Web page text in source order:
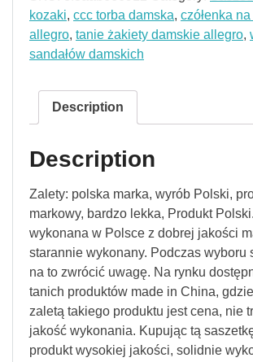
kozaki, ccc torba damska, czółenka na
allegro, tanie żakiety damskie allegro,
sandałów damskich
Description
Description
Zalety: polska marka, wyrób Polski,
markowy, bardzo lekka, Produkt
wykonana w Polsce z dobrej jakości
starannie wykonany. Podczas wyboru
na to zwrócić uwagę. Na rynku
tanich produktów made in China,
zaletą takiego produktu jest cena, nie
jakość wykonania. Kupując tą
produkt wysokiej jakości, solidnie